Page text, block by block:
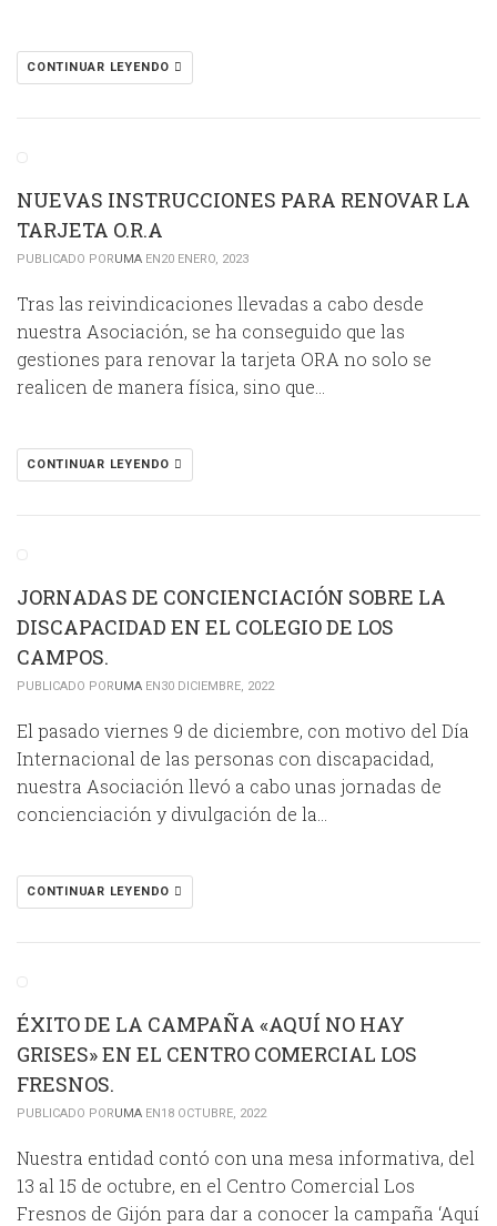
CONTINUAR LEYENDO
NUEVAS INSTRUCCIONES PARA RENOVAR LA
TARJETA O.R.A
PUBLICADO PORUMA EN20 ENERO, 2023
Tras las reivindicaciones llevadas a cabo desde
nuestra Asociación, se ha conseguido que las
gestiones para renovar la tarjeta ORA no solo se
realicen de manera física, sino que…
CONTINUAR LEYENDO
JORNADAS DE CONCIENCIACIÓN SOBRE LA
DISCAPACIDAD EN EL COLEGIO DE LOS
CAMPOS.
PUBLICADO PORUMA EN30 DICIEMBRE, 2022
El pasado viernes 9 de diciembre, con motivo del Día
Internacional de las personas con discapacidad,
nuestra Asociación llevó a cabo unas jornadas de
concienciación y divulgación de la…
CONTINUAR LEYENDO
ÉXITO DE LA CAMPAÑA «AQUÍ NO HAY
GRISES» EN EL CENTRO COMERCIAL LOS
FRESNOS.
PUBLICADO PORUMA EN18 OCTUBRE, 2022
Nuestra entidad contó con una mesa informativa, del
13 al 15 de octubre, en el Centro Comercial Los
Fresnos de Gijón para dar a conocer la campaña ‘Aquí